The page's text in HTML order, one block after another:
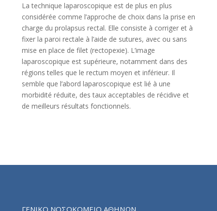
La technique laparoscopique est de plus en plus
considérée comme l’approche de choix dans la prise en
charge du prolapsus rectal. Elle consiste à corriger et à
fixer la paroi rectale à l’aide de sutures, avec ou sans
mise en place de filet (rectopexie). L’image
laparoscopique est supérieure, notamment dans des
régions telles que le rectum moyen et inférieur. Il
semble que l’abord laparoscopique est lié à une
morbidité réduite, des taux acceptables de récidive et
de meilleurs résultats fonctionnels.
ΓΕΝΙΚΟ ΝΟΣΟΚΟΜΕΙΟ ΑΘΗΝΩΝ